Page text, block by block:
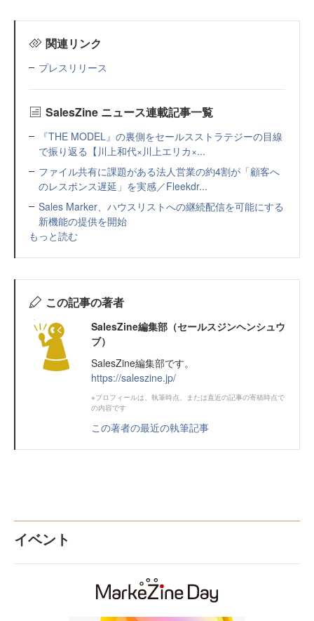
関連リンク
プレスリリース
SalesZine ニュース連載記事一覧
『THE MODEL』の裏側をセールスストラテジーの目線
で振り返る【川上和代×川上エリカ×...
ファイル共有に課題がある法人営業の約4割が「顧客へ
のレスポンス遅延」を実感／Fleekdr...
Sales Marker、ハウスリストへの継続配信を可能にする
新機能の提供を開始
もっと読む
この記事の著者
SalesZine編集部（セールスジンヘンシュウ
ブ）
SalesZine編集部です。
https://saleszine.jp/
※プロフィールは、執筆時点、または直近の記事の寄稿時点で
の内容です
この著者の最近の執筆記事
イベント